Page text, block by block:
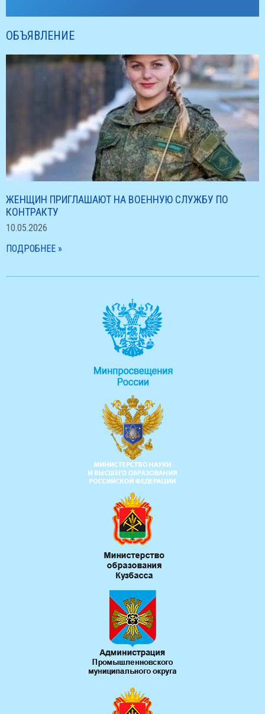
ОБЪЯВЛЕНИЕ
ЖЕНЩИН ПРИГЛАШАЮТ НА ВОЕННУЮ СЛУЖБУ ПО
КОНТРАКТУ
10.05.2026
ПОДРОБНЕЕ »